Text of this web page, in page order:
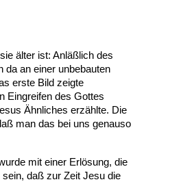
älter ist: Anläßlich des
da an einer unbebauten
erste Bild zeigte
Eingreifen des Gottes
Ähnliches erzählte. Die
man das bei uns genauso
mit einer Erlösung, die
daß zur Zeit Jesu die